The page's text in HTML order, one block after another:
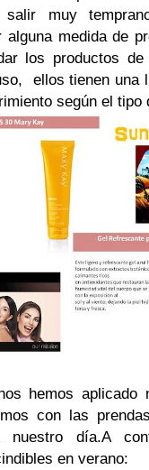
muy
alguna medida de
los productos
ellos tienen una
según el tipo
hemos aplicado
con las
nuestro día.A
en verano: